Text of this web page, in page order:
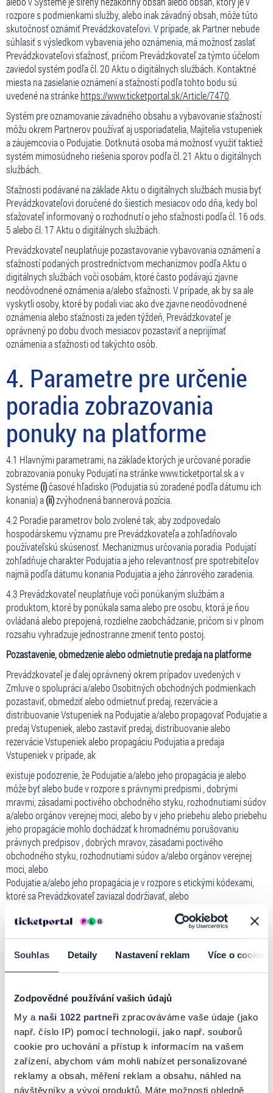
Souhlas Detaily Nastavení reklam Více o cookies
Zodpovědné používání vašich údajů
My a naši 1022 partneři zpracováváme vaše údaje (jako
např. číslo IP) pomocí technologií, jako např. souborů
cookie pro uchování a přístup k informacím na vašem
zařízení, abychom vám mohli nabízet personalizované
reklamy a obsah, měření reklam a obsahu, náhled na
návštěvníky a vývoj produktů. Máte možnosti ohledně
rozpore s podmienkami služby, alebo inak závadný obsah, môže túto
skutočnosť oznámiť Prevádzkovateľovi. V prípade, ak Partner nebude
súhlasiť s výsledkom vybavenia jeho oznámenia, má možnosť zaslať
Prevádzkovateľovi sťažnosť, pričom Prevádzkovateľ za týmto účelom
zaviedol systém podľa čl. 20 Aktu o digitálnych službách. Kontaktné
miesta na zasielanie oznámení a sťažností podľa tohto bodu sú
uvedené na stránkehttps://www.ticketportal.sk/Article/7470.
Systém pre oznamovanie závadného obsahu a vybavovanie sťažností
môžu okrem Partnerov používať aj usporiadatelia, Majitelia vstupeniek
a záujemcovia o Podujatie. Dotknutá osoba má možnosť využiť taktiež
systém mimosúdneho riešenia sporov podľa čl. 21 Aktu o digitálnych
službách.
Sťažnosti podávané na základe Aktu o digitálnych službách musia byť
Prevádzkovateľovi doručené do šiestich mesiacov odo dňa, kedy bol
sťažovateľ informovaný o rozhodnutí o jeho sťažnosti podľa čl. 16 ods.
5 alebo čl. 17 Aktu o digitálnych službách.
Prevádzkovateľ neuplatňuje pozastavovanie vybavovania oznámení a
sťažností podaných prostredníctvom mechanizmov podľa Aktu o
digitálnych službách voči osobám, ktoré často podávajú zjavne
neodôvodnené oznámenia a/alebo sťažnosti. V prípade, ak by sa ale
vyskytli osoby, ktoré by podali viac ako dve zjavne neodôvodnené
oznámenia alebo sťažnosti za jeden týždeň, Prevádzkovateľ je
oprávnený po dobu dvoch mesiacov pozastaviť a neprijímať
oznámenia a sťažnosti od takýchto osôb.
4. Parametre pre určenie
poradia zobrazovania
ponuky na platforme
4.1 Hlavnými parametrami, na základe ktorých je určované poradie
zobrazovania ponuky Podujatí na stránke www.ticketportal.sk a v
Systéme(i)časové hľadisko (Podujatia sú zoradené podľa dátumu ich
konania) a(ii)zvýhodnená bannerová pozícia.
4.2 Poradie parametrov bolo zvolené tak, aby zodpovedalo
hospodárskemu významu pre Prevádzkovateľa a zohľadňovalo
používateľskú skúsenosť. Mechanizmus určovania poradia Podujatí
zohľadňuje charakter Podujatia a jeho relevantnosť pre spotrebiteľov
najmä podľa dátumu konania Podujatia a jeho žánrového zaradenia.
4.3 Prevádzkovateľ neuplatňuje voči ponúkaným službám a
produktom, ktoré by ponúkala sama alebo pre osobu, ktorá je ňou
ovládaná alebo prepojená, rozdielne zaobchádzanie, pričom si v plnom
rozsahu vyhradzuje jednostranne zmeniť tento postoj.
Pozastavenie, obmedzenie alebo odmietnutie predaja na platforme
Prevádzkovateľ je ďalej oprávnený okrem prípadov uvedených v
Zmluve o spolupráci a/alebo Osobitných obchodných podmienkach
pozastaviť, obmedziť alebo odmietnuť predaj, rezervácie a
distribuovanie Vstupeniek na Podujatie a/alebo propagovať Podujatie a
predaj Vstupeniek, alebo zastaviť predaj, distribuovanie alebo
rezervácie Vstupeniek alebo propagáciu Podujatia a predaja
Vstupeniek v prípade, ak
existuje podozrenie, že Podujatie a/alebo jeho propagácia je alebo
môže byť alebo bude v rozpore s právnymi predpismi , dobrými
mravmi, zásadami poctivého obchodného styku, rozhodnutiami súdov
a/alebo orgánov verejnej moci, alebo by v jeho priebehu alebo priebehu
jeho propagácie mohlo dochádzať k hromadnému porušovaniu
právnych predpisov , dobrých mravov, zásadami poctivého
obchodného styku, rozhodnutiami súdov a/alebo orgánov verejnej
moci, alebo
Podujatie a/alebo jeho propagácia je v rozpore s etickými kódexami,
ktoré sa Prevádzkovateľ zaviazal dodržiavať, alebo
práv a oprávnených záujmov akýchkoľvek osôb vrátane
Prevádzkovateľa a s ním prepojených osôb, ich zamestnancov, ich
štatutárnych zástupcov a členov ich orgánov, alebo
Podujatie a/alebo jeho propagácia zasahuje alebo môže zasahovať do
práv alebo právom chránených záujmov akýchkoľvek tretích osôb,
Podujatie a/alebo jeho propagácia ohrozuje alebo poškodzuje dobrú
povesť alebo meno spoločnosti Prevádzkovateľa alebo s ním
prepojených osôb, alebo
Podujatie a/alebo jeho propagácia obsahuje reklamu alebo obchodné
informácie tretích osôb, ktorá nie je podstatou ponúkaného Podujatia,
a priamo nesúvisí s ponúkaným Podujatím, alebo
Podujatie a/alebo jeho propagácia obsahuje reklamu alebo obchodné